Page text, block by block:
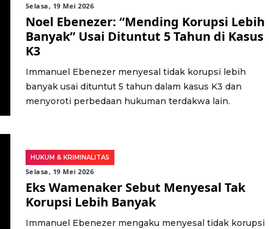
Selasa, 19 Mei 2026
Noel Ebenezer: “Mending Korupsi Lebih
Banyak” Usai Dituntut 5 Tahun di Kasus
K3
Immanuel Ebenezer menyesal tidak korupsi lebih
banyak usai dituntut 5 tahun dalam kasus K3 dan
menyoroti perbedaan hukuman terdakwa lain.
HUKUM & KRIMINALITAS
Selasa, 19 Mei 2026
Eks Wamenaker Sebut Menyesal Tak
Korupsi Lebih Banyak
Immanuel Ebenezer mengaku menyesal tidak korupsi